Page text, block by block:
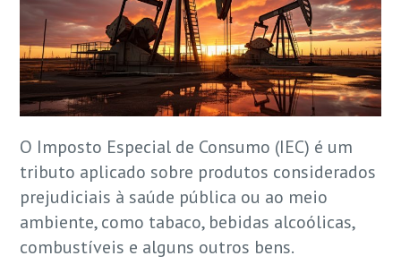
O Imposto Especial de Consumo (IEC) é um
tributo aplicado sobre produtos considerados
prejudiciais à saúde pública ou ao meio
ambiente, como tabaco, bebidas alcoólicas,
combustíveis e alguns outros bens.